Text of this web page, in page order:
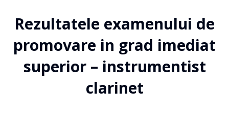
Rezultatele examenului de
promovare in grad imediat
superior – instrumentist
clarinet